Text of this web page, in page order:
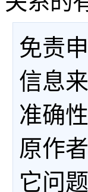
免责
信息
准确
原作
它问